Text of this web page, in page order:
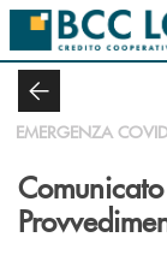
Salta al contenuto
EMERGENZA